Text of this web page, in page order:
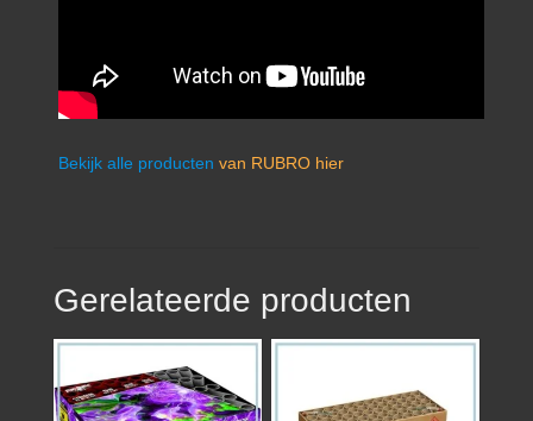
Bekijk alle producten van RUBRO hier
Gerelateerde producten